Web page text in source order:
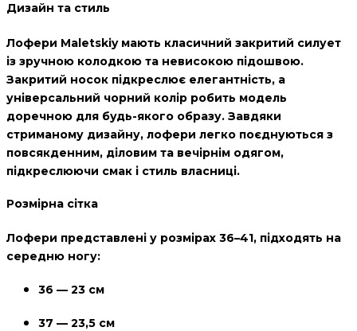
Дизайн та стиль
Лофери Maletskiy мають класичний закритий силует
із зручною колодкою та невисокою підошвою.
Закритий носок підкреслює елегантність, а
універсальний чорний колір робить модель
доречною для будь-якого образу. Завдяки
стриманому дизайну, лофери легко поєднуються з
повсякденним, діловим та вечірнім одягом,
підкреслюючи смак і стиль власниці.
Розмірна сітка
Лофери представлені у розмірах 36–41, підходять на
середню ногу:
36 — 23 см
37 — 23,5 см